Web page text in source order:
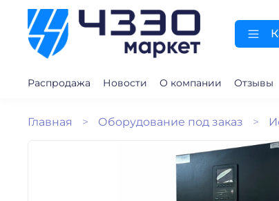
Распродажа Новости О компании Отзывы
Главная Оборудование под заказ